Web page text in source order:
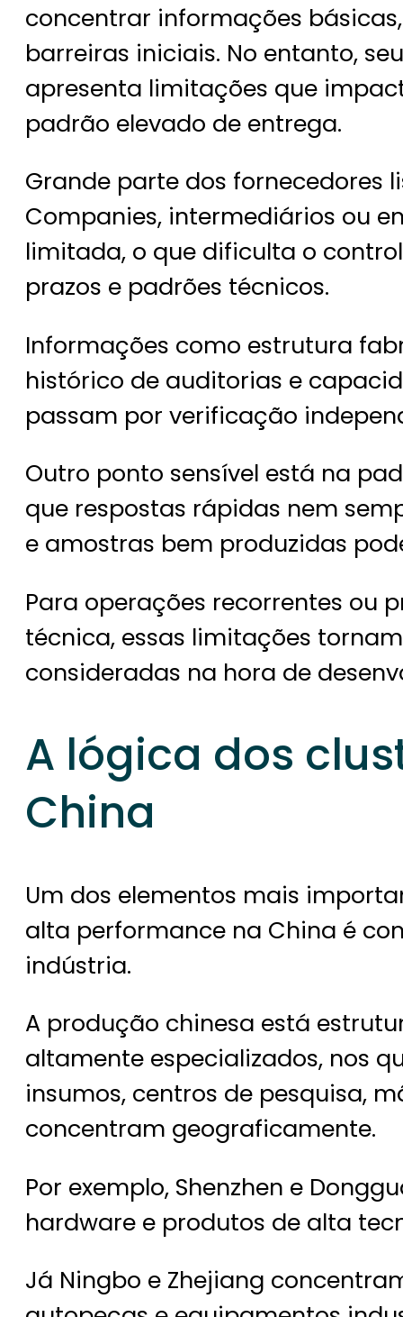
concentrar informações
barreiras iniciais. No entanto,
apresenta limitações que
padrão elevado de entrega.
Grande parte dos fornecedores
Companies, intermediários ou
limitada, o que dificulta o
prazos e padrões técnicos.
Informações como estrutura
histórico de auditorias e
passam por verificação
Outro ponto sensível está na
que respostas rápidas nem
e amostras bem produzidas
Para operações recorrentes ou
técnica, essas limitações
consideradas na hora de
A lógica dos
China
Um dos elementos mais
alta performance na China é
indústria.
A produção chinesa está
altamente especializados, nos
insumos, centros de pesquisa,
concentram geograficamente.
Por exemplo, Shenzhen e
hardware e produtos de alta
Já Ningbo e Zhejiang